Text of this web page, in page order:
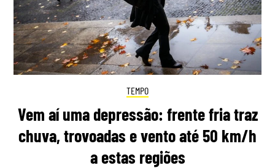
TEMPO
Vem aí uma depressão: frente fria traz
chuva, trovoadas e vento até 50 km/h
a estas regiões